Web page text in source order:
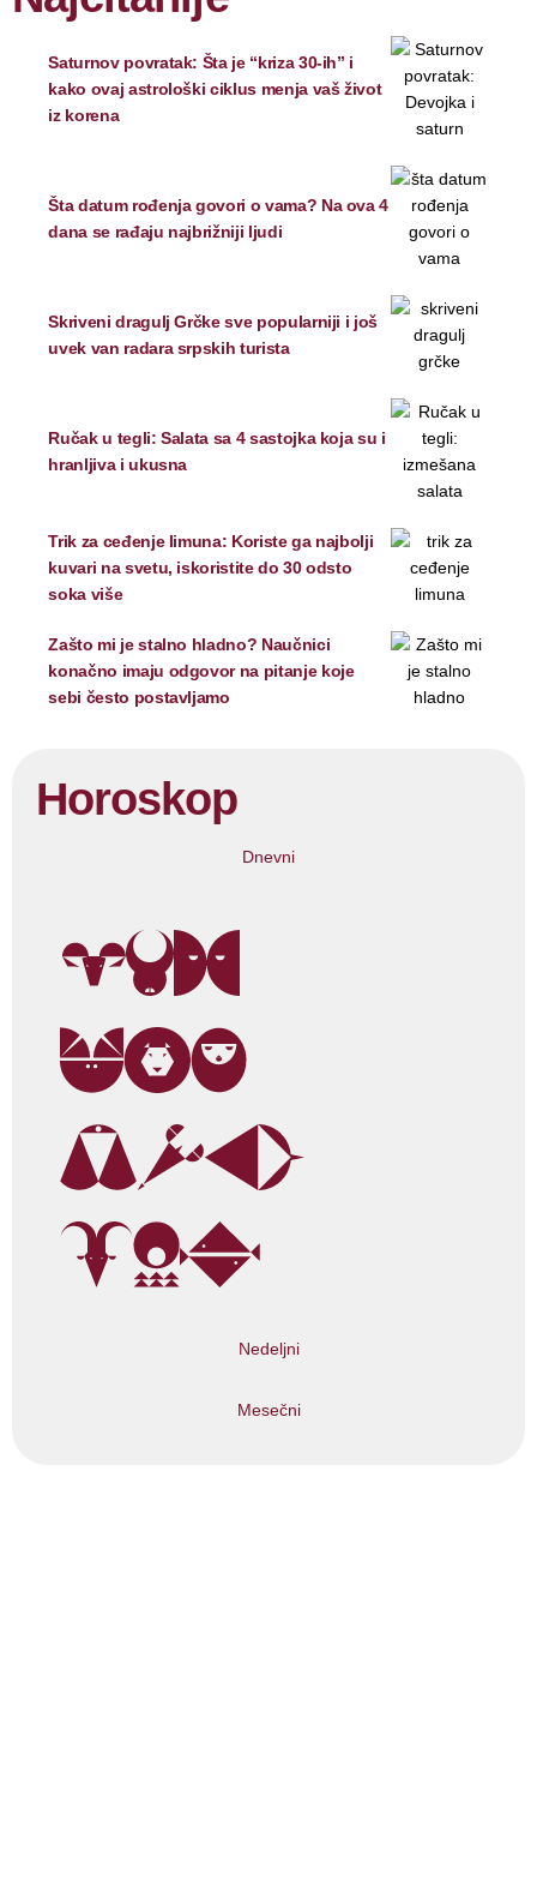
Saturnov povratak: Šta je “kriza 30-ih” i
kako ovaj astrološki ciklus menja vaš život
iz korena
Šta datum rođenja govori o vama? Na ova 4
dana se rađaju najbrižniji ljudi
Skriveni dragulj Grčke sve popularniji i još
uvek van radara srpskih turista
Ručak u tegli: Salata sa 4 sastojka koja su i
hranljiva i ukusna
Trik za ceđenje limuna: Koriste ga najbolji
kuvari na svetu, iskoristite do 30 odsto
soka više
Zašto mi je stalno hladno? Naučnici
konačno imaju odgovor na pitanje koje
sebi često postavljamo
Horoskop
Dnevni
Nedeljni
Mesečni